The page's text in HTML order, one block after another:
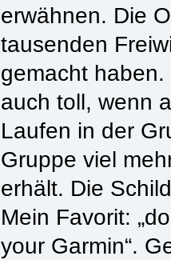
erwähnen. Die
tausenden
gemacht
auch toll, wenn
Laufen in der
Gruppe viel
erhält. Die
Mein Favorit:
your Garmin“.